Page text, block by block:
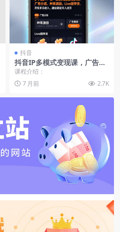
抖音
抖音IP多模式变现课，广告分
成、种草激励、Live图带货，
过万
课程介绍：
7 月前
2.7K